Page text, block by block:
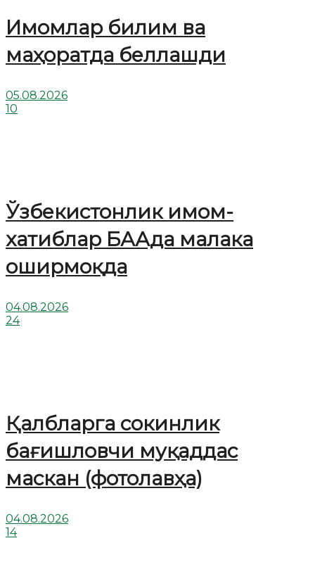
Имомлар билим ва
маҳоратда беллашди
05.08.2026
10
Ўзбекистонлик имом-
хатиблар БААда малака
оширмоқда
04.08.2026
24
Қалбларга сокинлик
бағишловчи муқаддас
маскан (фотолавҳа)
04.08.2026
14